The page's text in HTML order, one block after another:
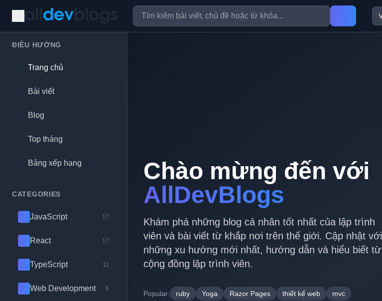
ĐIỀU HƯỚNG
Trang chủ
Bài viết
Blog
Top tháng
Bảng xếp hạng
CATEGORIES
JavaScript 17
React 17
TypeScript 11
Web Development 6
Chào mừng đến với
AllDevBlogs
Khám phá những blog cá nhân tốt nhất của lập trình
viên và bài viết từ khắp nơi trên thế giới. Cập nhật với
những xu hướng mới nhất, hướng dẫn và hiểu biết từ
cộng đồng lập trình viên.
Popular: ruby Yoga Razor Pages thiết kế web mvc